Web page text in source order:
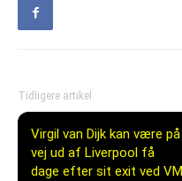
Tidligere artikel
Virgil van Dijk kan være på
vej ud af Liverpool få
dage efter sit exit ved VM